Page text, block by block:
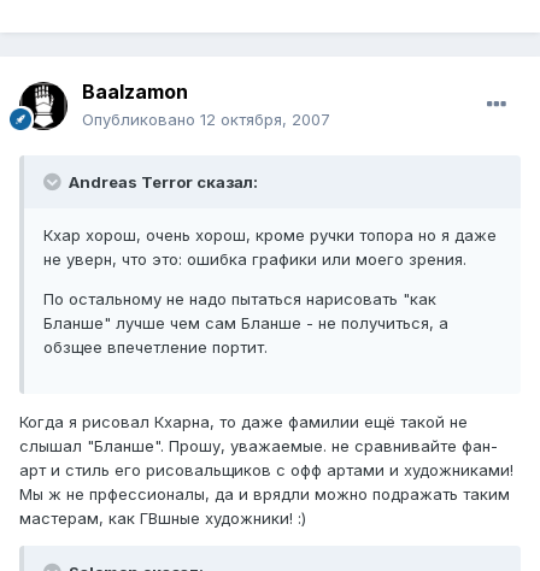
Baalzamon
Опубликовано 12 октября, 2007
Andreas Terror сказал:
Кхар хорош, очень хорош, кроме ручки топора но я даже
не уверн, что это: ошибка графики или моего зрения.
По остальному не надо пытаться нарисовать "как
Бланше" лучше чем сам Бланше - не получиться, а
обзщее впечетление портит.
Когда я рисовал Кхарна, то даже фамилии ещё такой не
слышал "Бланше". Прошу, уважаемые. не сравнивайте фан-
арт и стиль его рисовальщиков с офф артами и художниками!
Мы ж не прфессионалы, да и врядли можно подражать таким
мастерам, как ГВшные художники! :)